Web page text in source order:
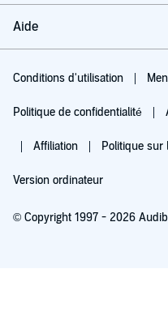
Aide
Conditions d'utilisation
Politique de confidentialité
Affiliation Politique sur
Version ordinateur
© Copyright 1997 - 2026